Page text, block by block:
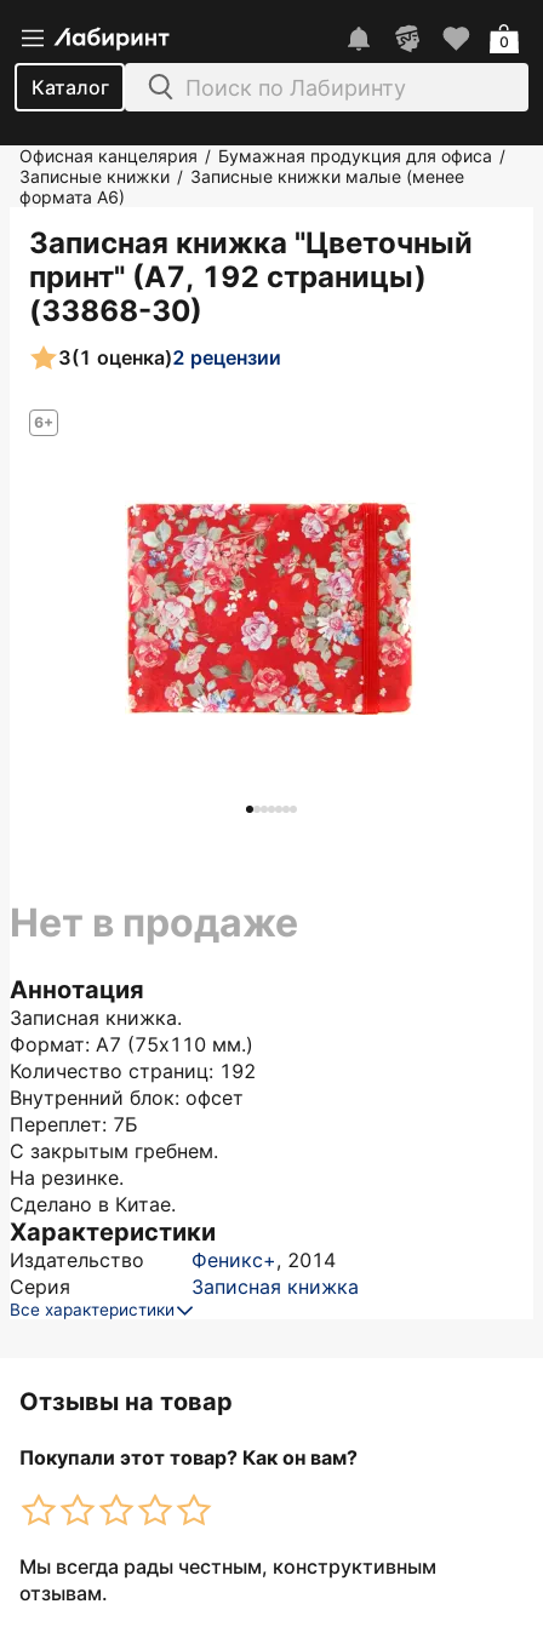
Каталог
0
Офисная канцелярия / Бумажная продукция для офиса /
Записные книжки / Записные книжки малые (менее
формата А6)
Записная книжка "Цветочный
принт" (А7, 192 страницы)
(33868-30)
6+
3(1 оценка)2 рецензии
Аннотация
Записная книжка.
Формат: А7 (75х110 мм.)
Количество страниц: 192
Внутренний блок: офсет
Переплет: 7Б
С закрытым гребнем.
На резинке.
Сделано в Китае.
Характеристики
Издательство Феникс+, 2014
Серия
Записная книжка
Все характеристики
Нет в продаже
Отзывы на товар
Покупали этот товар? Как он вам?
Мы всегда рады честным, конструктивным
отзывам.